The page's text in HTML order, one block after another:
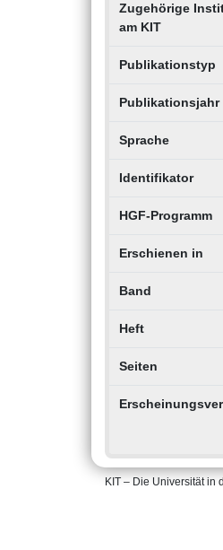
Zugehörige
am KIT
Publikationstyp
Publikationsjahr
Sprache
Identifikator
HGF-Programm
Erschienen in
Band
Heft
Seiten
KIT – Die Universität in